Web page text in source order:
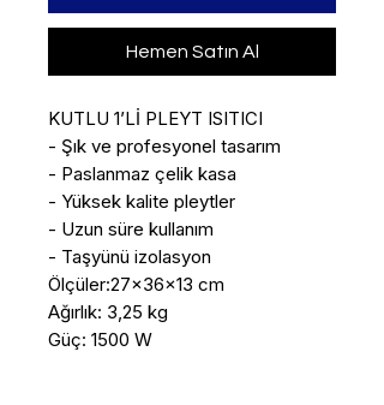
Hemen Satın Al
KUTLU 1’Lİ PLEYT ISITICI
- Şık ve profesyonel tasarım
- Paslanmaz çelik kasa
- Yüksek kalite pleytler
- Uzun süre kullanım
- Taşyünü izolasyon
Ölçüler:27x36x13 cm
Ağırlık: 3,25 kg
Güç: 1500 W